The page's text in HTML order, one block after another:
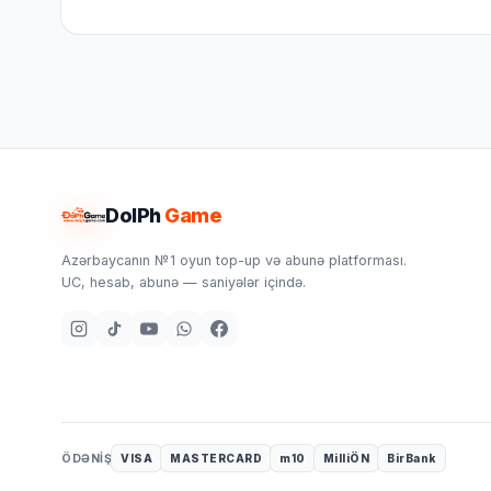
Sevdiyiniz
məhsulları
DolPhGame
Azərbaycanın №1 oyun top-up və abunə platforması.
UC, hesab, abunə — saniyələr içində.
ÖDƏNIŞ VISA MASTERCARD m10 MilliÖN BirBank